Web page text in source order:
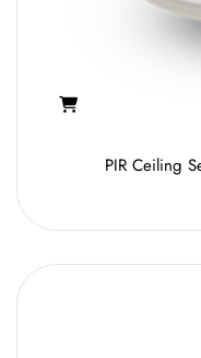
PIR Ceiling